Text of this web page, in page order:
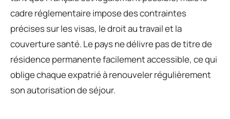
cadre réglementaire impose des contraintes
précises sur les visas, le droit au travail et la
couverture santé. Le pays ne délivre pas de titre de
résidence permanente facilement accessible, ce qui
oblige chaque expatrié à renouveler régulièrement
son autorisation de séjour.